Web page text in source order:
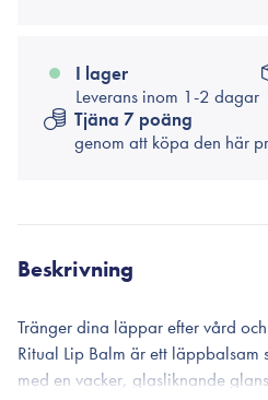
I lager
Leverans inom 1-2 dagar
Tjäna 7 poäng
genom att köpa den här
Beskrivning
Tränger dina läppar efter vård
Ritual Lip Balm är ett
med en vacker, glasliknande